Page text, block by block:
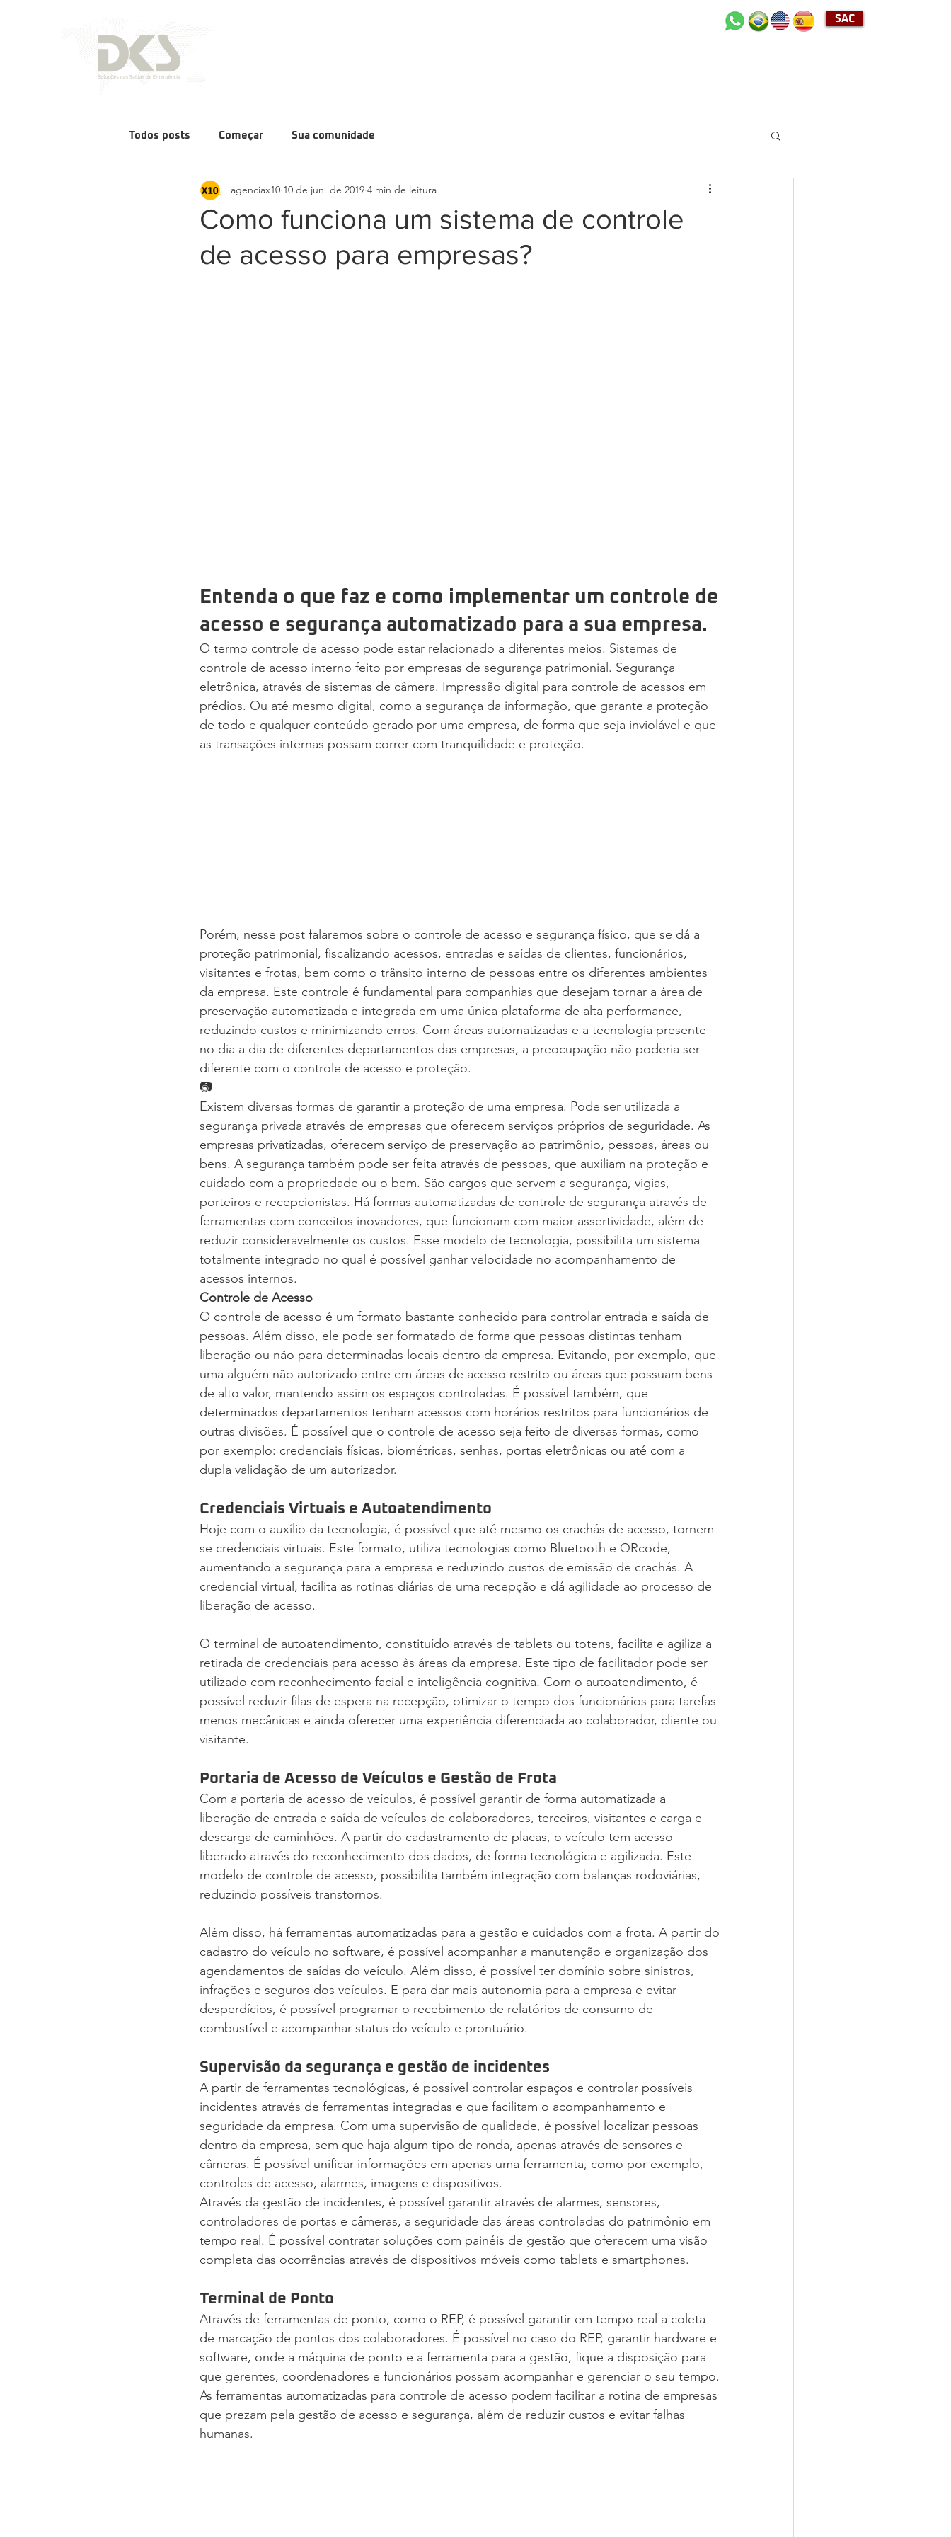
SAC
Todos posts Começar Sua comunidade
Como funciona um sistema de controle
de acesso para empresas?
agenciax10 10 de jun. de 2019 4 min de leitura
Entenda o que faz e como implementar um controle de
acesso e segurança automatizado para a sua empresa.
O termo controle de acesso pode estar relacionado a diferentes meios. Sistemas de
controle de acesso interno feito por empresas de segurança patrimonial. Segurança
eletrônica, através de sistemas de câmera. Impressão digital para controle de acessos em
prédios. Ou até mesmo digital, como a segurança da informação, que garante a proteção
de todo e qualquer conteúdo gerado por uma empresa, de forma que seja inviolável e que
as transações internas possam correr com tranquilidade e proteção.
Porém, nesse post falaremos sobre o controle de acesso e segurança físico, que se dá a
proteção patrimonial, fiscalizando acessos, entradas e saídas de clientes, funcionários,
visitantes e frotas, bem como o trânsito interno de pessoas entre os diferentes ambientes
da empresa. Este controle é fundamental para companhias que desejam tornar a área de
preservação automatizada e integrada em uma única plataforma de alta performance,
reduzindo custos e minimizando erros. Com áreas automatizadas e a tecnologia presente
no dia a dia de diferentes departamentos das empresas, a preocupação não poderia ser
diferente com o controle de acesso e proteção.
📷
Existem diversas formas de garantir a proteção de uma empresa. Pode ser utilizada a
segurança privada através de empresas que oferecem serviços próprios de seguridade. As
empresas privatizadas, oferecem serviço de preservação ao patrimônio, pessoas, áreas ou
bens. A segurança também pode ser feita através de pessoas, que auxiliam na proteção e
cuidado com a propriedade ou o bem. São cargos que servem a segurança, vigias,
porteiros e recepcionistas. Há formas automatizadas de controle de segurança através de
ferramentas com conceitos inovadores, que funcionam com maior assertividade, além de
reduzir consideravelmente os custos. Esse modelo de tecnologia, possibilita um sistema
totalmente integrado no qual é possível ganhar velocidade no acompanhamento de
acessos internos.
Controle de Acesso
O controle de acesso é um formato bastante conhecido para controlar entrada e saída de
pessoas. Além disso, ele pode ser formatado de forma que pessoas distintas tenham
liberação ou não para determinadas locais dentro da empresa. Evitando, por exemplo, que
uma alguém não autorizado entre em áreas de acesso restrito ou áreas que possuam bens
de alto valor, mantendo assim os espaços controladas. É possível também, que
determinados departamentos tenham acessos com horários restritos para funcionários de
outras divisões. É possível que o controle de acesso seja feito de diversas formas, como
por exemplo: credenciais físicas, biométricas, senhas, portas eletrônicas ou até com a
dupla validação de um autorizador.
Credenciais Virtuais e Autoatendimento
Hoje com o auxílio da tecnologia, é possível que até mesmo os crachás de acesso, tornem-
se credenciais virtuais. Este formato, utiliza tecnologias como Bluetooth e QRcode,
aumentando a segurança para a empresa e reduzindo custos de emissão de crachás. A
credencial virtual, facilita as rotinas diárias de uma recepção e dá agilidade ao processo de
liberação de acesso.
O terminal de autoatendimento, constituído através de tablets ou totens, facilita e agiliza a
retirada de credenciais para acesso às áreas da empresa. Este tipo de facilitador pode ser
utilizado com reconhecimento facial e inteligência cognitiva. Com o autoatendimento, é
possível reduzir filas de espera na recepção, otimizar o tempo dos funcionários para tarefas
menos mecânicas e ainda oferecer uma experiência diferenciada ao colaborador, cliente ou
visitante.
Portaria de Acesso de Veículos e Gestão de Frota
Com a portaria de acesso de veículos, é possível garantir de forma automatizada a
liberação de entrada e saída de veículos de colaboradores, terceiros, visitantes e carga e
descarga de caminhões. A partir do cadastramento de placas, o veículo tem acesso
liberado através do reconhecimento dos dados, de forma tecnológica e agilizada. Este
modelo de controle de acesso, possibilita também integração com balanças rodoviárias,
reduzindo possíveis transtornos.
Além disso, há ferramentas automatizadas para a gestão e cuidados com a frota. A partir do
cadastro do veículo no software, é possível acompanhar a manutenção e organização dos
agendamentos de saídas do veículo. Além disso, é possível ter domínio sobre sinistros,
infrações e seguros dos veículos. E para dar mais autonomia para a empresa e evitar
desperdícios, é possível programar o recebimento de relatórios de consumo de
combustível e acompanhar status do veículo e prontuário.
Supervisão da segurança e gestão de incidentes
A partir de ferramentas tecnológicas, é possível controlar espaços e controlar possíveis
incidentes através de ferramentas integradas e que facilitam o acompanhamento e
seguridade da empresa. Com uma supervisão de qualidade, é possível localizar pessoas
dentro da empresa, sem que haja algum tipo de ronda, apenas através de sensores e
câmeras. É possível unificar informações em apenas uma ferramenta, como por exemplo,
controles de acesso, alarmes, imagens e dispositivos.
Através da gestão de incidentes, é possível garantir através de alarmes, sensores,
controladores de portas e câmeras, a seguridade das áreas controladas do patrimônio em
tempo real. É possível contratar soluções com painéis de gestão que oferecem uma visão
completa das ocorrências através de dispositivos móveis como tablets e smartphones.
Terminal de Ponto
Através de ferramentas de ponto, como o REP, é possível garantir em tempo real a coleta
de marcação de pontos dos colaboradores. É possível no caso do REP, garantir hardware e
software, onde a máquina de ponto e a ferramenta para a gestão, fique a disposição para
que gerentes, coordenadores e funcionários possam acompanhar e gerenciar o seu tempo.
As ferramentas automatizadas para controle de acesso podem facilitar a rotina de empresas
que prezam pela gestão de acesso e segurança, além de reduzir custos e evitar falhas
humanas.